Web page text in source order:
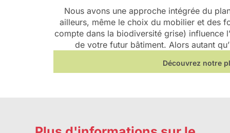
Nous avons une approche intégrée du
ailleurs, même le choix du mobilier et des
compte dans la biodiversité grise) influence
de votre futur bâtiment. Alors autant
Découvrez notre